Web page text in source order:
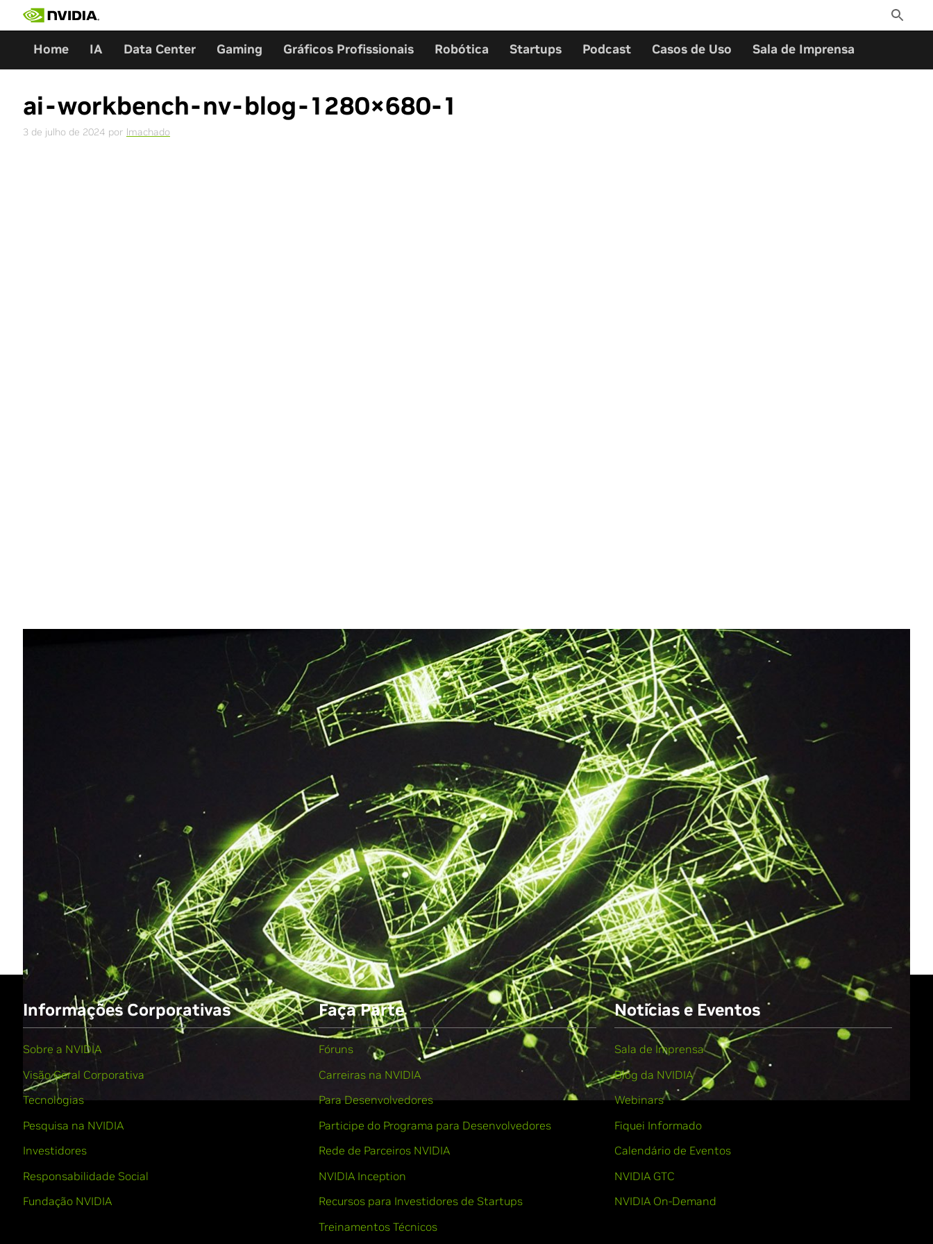
Toggle
Search
Home IA Data Center Gaming Gráficos Profissionais Robótica Startups Podcast Casos de Uso Sala de Imprensa
ai-workbench-nv-blog-1280×680-1
3 de julho de 2024 por lmachado
All NVIDIA News
Informações Corporativas
Sobre a NVIDIA
Visão Geral Corporativa
Tecnologias
Pesquisa na NVIDIA
Investidores
Responsabilidade Social
Fundação NVIDIA
Faça Parte
Fóruns
Carreiras na NVIDIA
Para Desenvolvedores
Participe do Programa para Desenvolvedores
Rede de Parceiros NVIDIA
NVIDIA Inception
Recursos para Investidores de Startups
Treinamentos Técnicos
Notícias e Eventos
Sala de Imprensa
Blog da NVIDIA
Webinars
Fiquei Informado
Calendário de Eventos
NVIDIA GTC
NVIDIA On-Demand